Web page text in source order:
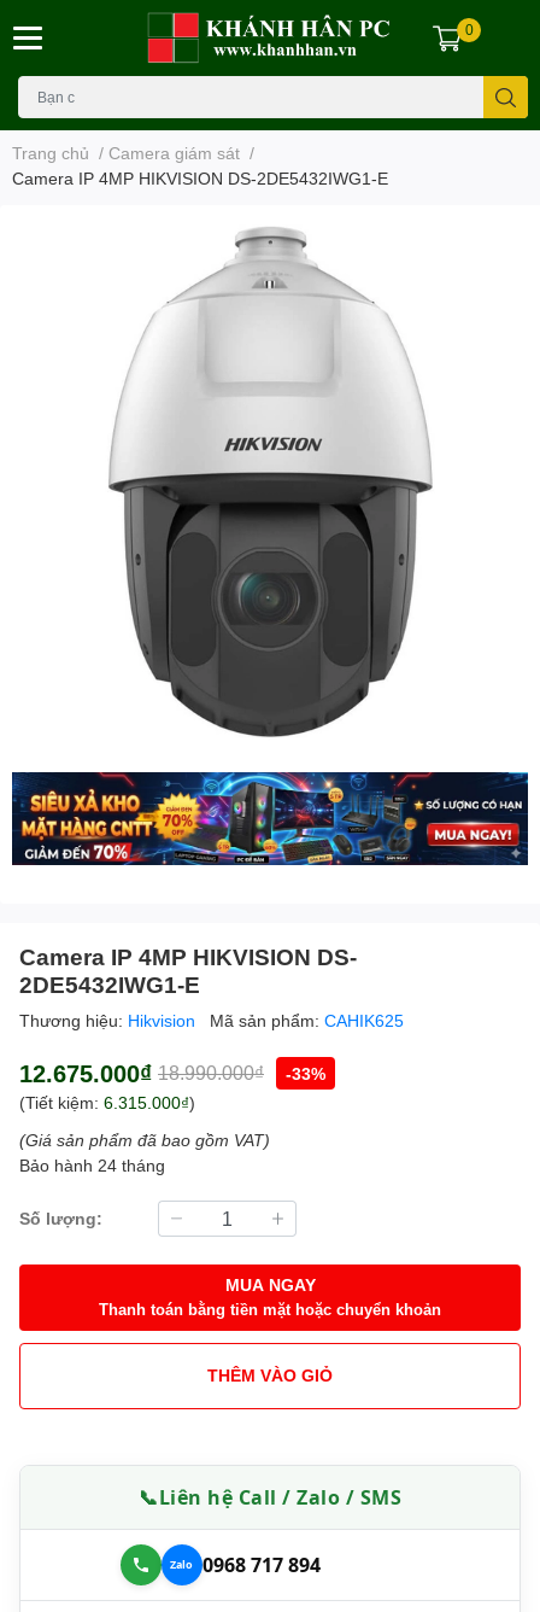
0
Trang chủ / Camera giám sát /
Camera IP 4MP HIKVISION DS-2DE5432IWG1-E
Camera IP 4MP HIKVISION DS-
2DE5432IWG1-E
Thương hiệu: Hikvision Mã sản phẩm: CAHIK625
12.675.000₫ 18.990.000₫
-33%
(Tiết kiệm: 6.315.000₫)
(Giá sản phẩm đã bao gồm VAT)
Bảo hành 24 tháng
Số lượng:
MUA NGAY
Thanh toán bằng tiền mặt hoặc chuyển khoản
THÊM VÀO GIỎ
📞Liên hệ Call / Zalo / SMS
0968 717 894